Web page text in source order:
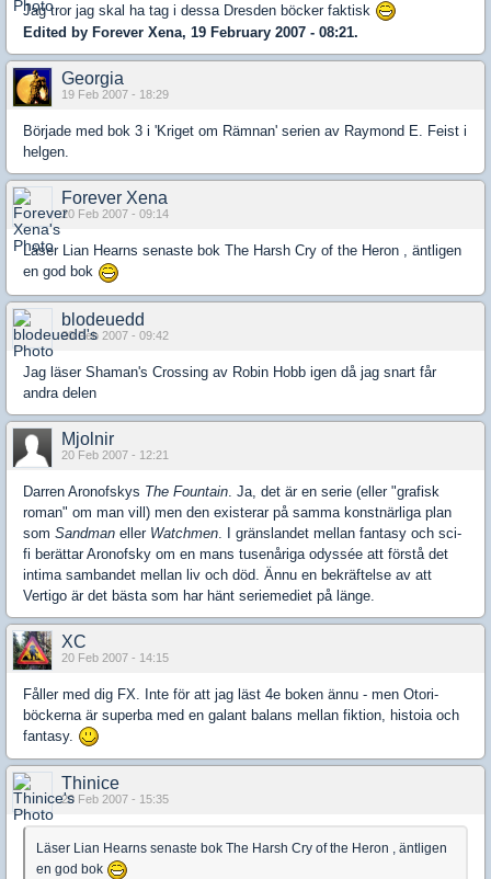
Jag tror jag skal ha tag i dessa Dresden böcker faktisk
Edited by Forever Xena, 19 February 2007 - 08:21.
Georgia
19 Feb 2007 - 18:29
Började med bok 3 i 'Kriget om Rämnan' serien av Raymond E. Feist i
helgen.
Forever Xena
20 Feb 2007 - 09:14
Läser Lian Hearns senaste bok The Harsh Cry of the Heron , äntligen
en god bok
blodeuedd
20 Feb 2007 - 09:42
Jag läser Shaman's Crossing av Robin Hobb igen då jag snart får
andra delen
Mjolnir
20 Feb 2007 - 12:21
Darren Aronofskys The Fountain . Ja, det är en serie (eller "grafisk
roman" om man vill) men den existerar på samma konstnärliga plan
som Sandman eller Watchmen . I gränslandet mellan fantasy och sci-
fi berättar Aronofsky om en mans tusenåriga odyssée att förstå det
intima sambandet mellan liv och död. Ännu en bekräftelse av att
Vertigo är det bästa som har hänt seriemediet på länge.
XC
20 Feb 2007 - 14:15
Fåller med dig FX. Inte för att jag läst 4e boken ännu - men Otori-
böckerna är superba med en galant balans mellan fiktion, histoia och
fantasy.
Thinice
20 Feb 2007 - 15:35
Läser Lian Hearns senaste bok The Harsh Cry of the Heron , äntligen
en god bok